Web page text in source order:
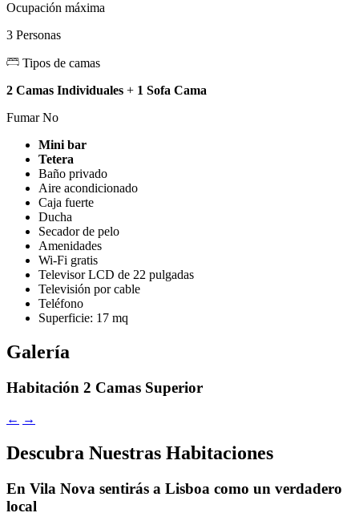
Ocupación máxima
3 Personas
Tipos de camas
2 Camas Individuales + 1 Sofa Cama
Fumar No
Mini bar
Tetera
Baño privado
Aire acondicionado
Caja fuerte
Ducha
Secador de pelo
Amenidades
Wi-Fi gratis
Televisor LCD de 22 pulgadas
Televisión por cable
Teléfono
Superficie: 17 mq
Galería
Habitación 2 Camas Superior
← →
Descubra Nuestras Habitaciones
En Vila Nova sentirás a Lisboa como un verdadero
local